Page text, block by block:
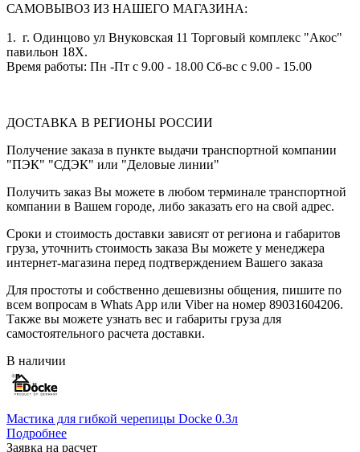
САМОВЫВОЗ ИЗ НАШЕГО МАГАЗИНА:
1. г. Одинцово ул Внуковская 11 Торговый комплекс "Акос"
павильон 18Х.
Время работы: Пн -Пт с 9.00 - 18.00 Сб-вс с 9.00 - 15.00
ДОСТАВКА В РЕГИОНЫ РОССИИ
Получение заказа в пункте выдачи транспортной компании
"ПЭК" "СДЭК" или "Деловые линии"
Получить заказ Вы можете в любом терминале транспортной
компании в Вашем городе, либо заказать его на свой адрес.
Сроки и стоимость доставки зависят от региона и габаритов
груза, уточнить стоимость заказа Вы можете у менеджера
интернет-магазина перед подтверждением Вашего заказа
Для простоты и собственно дешевизны общения, пишите по
всем вопросам в Whats App или Viber на номер 89031604206.
Также вы можете узнать вес и габариты груза для
самостоятельного расчета доставки.
В наличии
Мастика для гибкой черепицы Docke 0.3л
Подробнее
Заявка на расчет